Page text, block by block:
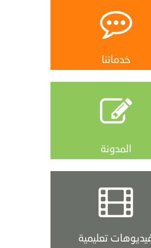
خدماتنا
المدونة
تعليمية